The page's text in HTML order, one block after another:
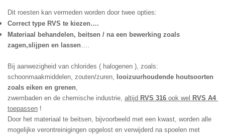
Dit roesten kan vermeden worden door twee opties:
Correct type RVS te kiezen….
Materiaal behandelen, beitsen / na een bewerking zoals
zagen,slijpen en lassen….
Bij aanwezigheid van chlorides ( halogenen ), zoals:
schoonmaakmiddelen, zouten/zuren, looizuurhoudende houtsoorten
zoals eiken en grenen,
zwembaden en de chemische industrie, altijd RVS 316 ook wel
RVS A4
toepassen !
Door het materiaal te beitsen, bijvoorbeeld met een kwast, worden alle
mogelijke verontreinigingen opgelost en verwijderd na spoelen met